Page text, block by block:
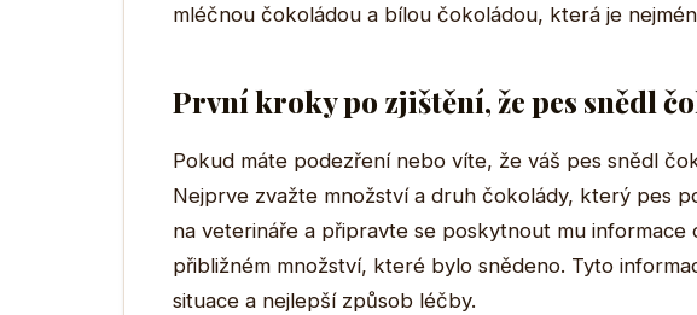
mléčnou čokoládou a bílou čokoládou, která je
První kroky po zjištění, že pes snědl
Pokud máte podezření nebo víte, že váš pes snědl
Nejprve zvažte množství a druh čokolády, který pes
na veterináře a připravte se poskytnout mu informace
přibližném množství, které bylo snědeno. Tyto
situace a nejlepší způsob léčby.